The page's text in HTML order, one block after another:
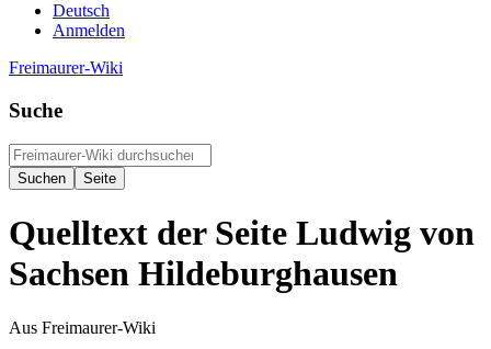
Deutsch
Anmelden
Freimaurer-Wiki
Suche
Quelltext der Seite Ludwig von
Sachsen Hildeburghausen
Aus Freimaurer-Wiki